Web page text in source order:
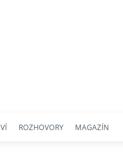
ROZHOVORY MAGAZÍN